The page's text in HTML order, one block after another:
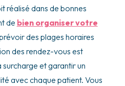
réalisé dans de bonnes
de bien organiser votre
des plages horaires
des rendez-vous est
et garantir un
avec chaque patient. Vous